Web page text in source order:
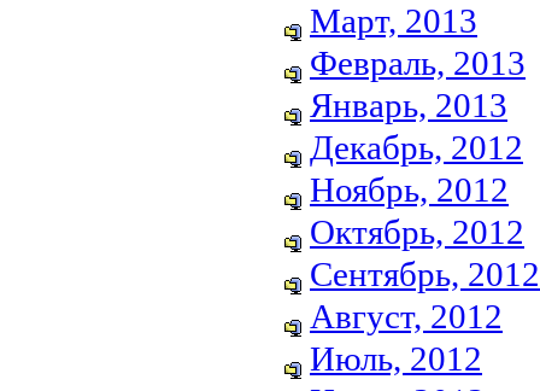
Март, 2013
Февраль, 2013
Январь, 2013
Декабрь, 2012
Ноябрь, 2012
Октябрь, 2012
Сентябрь, 2012
Август, 2012
Июль, 2012